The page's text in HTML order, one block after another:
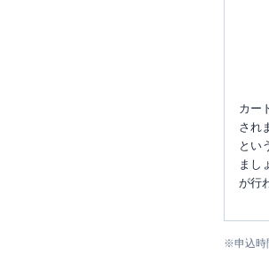
カー
され
とい
まし
が行
※申込時